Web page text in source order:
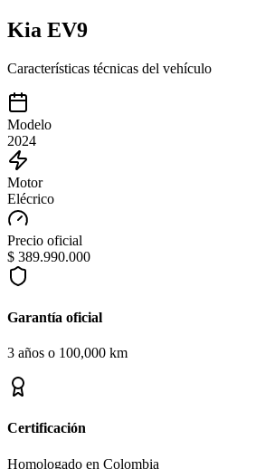
Kia EV9
Características técnicas del vehículo
Modelo
2024
Motor
Elécrico
Precio oficial
$ 389.990.000
Garantía oficial
3 años o 100,000 km
Certificación
Homologado en Colombia